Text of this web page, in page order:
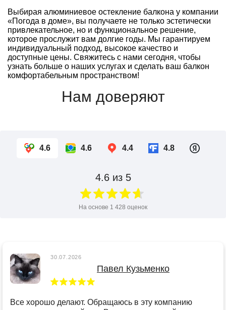
Выбирая алюминиевое остекление балкона у компании
«Погода в доме», вы получаете не только эстетически
привлекательное, но и функциональное решение,
которое прослужит вам долгие годы. Мы гарантируем
индивидуальный подход, высокое качество и
доступные цены. Свяжитесь с нами сегодня, чтобы
узнать больше о наших услугах и сделать ваш балкон
комфортабельным пространством!
Нам доверяют
4.6 4.6 4.4 4.8
4.6из 5
На основе 1 428 оценок
30.07.2026
Павел Кузьменко
Все хорошо делают. Обращаюсь в эту компанию